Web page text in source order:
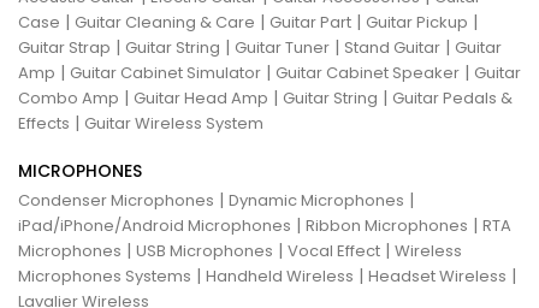
Case | Guitar Cleaning & Care | Guitar Part | Guitar Pickup |
Guitar Strap | Guitar String | Guitar Tuner | Stand Guitar | Guitar
Amp | Guitar Cabinet Simulator | Guitar Cabinet Speaker | Guitar
Combo Amp | Guitar Head Amp | Guitar String | Guitar Pedals &
Effects | Guitar Wireless System
MICROPHONES
Condenser Microphones | Dynamic Microphones |
iPad/iPhone/Android Microphones | Ribbon Microphones | RTA
Microphones | USB Microphones | Vocal Effect | Wireless
Microphones Systems | Handheld Wireless | Headset Wireless |
Lavalier Wireless